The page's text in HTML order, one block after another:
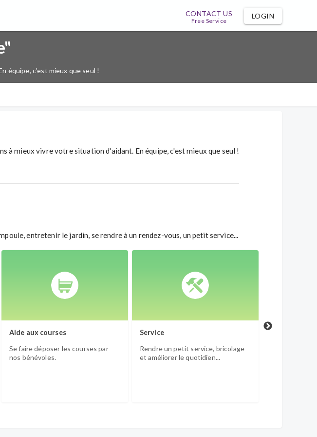
CONTACT US
Free Service
LOGIN
équipe, c'est mieux que seul !
à mieux vivre votre situation d'aidant. En équipe, c'est mieux que seul !
entretenir le jardin, se rendre à un rendez-vous, un petit service...
Aide aux courses
Se faire déposer les courses par
nos bénévoles.
Service
Rendre un petit service, bricolage
et améliorer le quotidien...